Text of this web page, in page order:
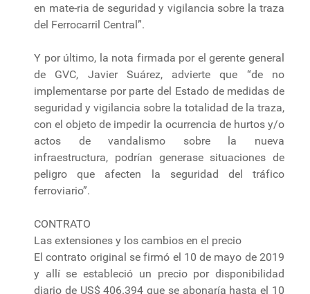
en mate-ria de seguridad y vigilancia sobre la traza
del Ferrocarril Central”.
Y por último, la nota firmada por el gerente general
de GVC, Javier Suárez, advierte que “de no
implementarse por parte del Estado de medidas de
seguridad y vigilancia sobre la totalidad de la traza,
con el objeto de impedir la ocurrencia de hurtos y/o
actos de vandalismo sobre la nueva
infraestructura, podrían generase situaciones de
peligro que afecten la seguridad del tráfico
ferroviario”.
CONTRATO
Las extensiones y los cambios en el precio
El contrato original se firmó el 10 de mayo de 2019
y allí se estableció un precio por disponibilidad
diario de US$ 406.394 que se abonaría hasta el 10